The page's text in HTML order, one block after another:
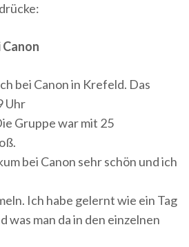
bei Canon in Krefeld. Das
Uhr
Gruppe war mit 25
bei Canon sehr schön und ich
Ich habe gelernt wie ein Tag
was man da in den einzelnen